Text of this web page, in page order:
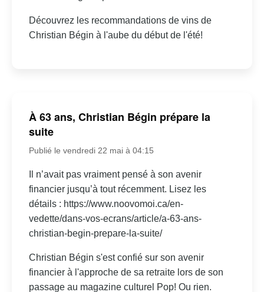
Découvrez les recommandations de vins de
Christian Bégin à l'aube du début de l'été!
À 63 ans, Christian Bégin prépare la
suite
Publié le vendredi 22 mai à 04:15
Il n’avait pas vraiment pensé à son avenir
financier jusqu’à tout récemment. Lisez les
détails : https://www.noovomoi.ca/en-
vedette/dans-vos-ecrans/article/a-63-ans-
christian-begin-prepare-la-suite/
Christian Bégin s'est confié sur son avenir
financier à l'approche de sa retraite lors de son
passage au magazine culturel Pop! Ou rien.